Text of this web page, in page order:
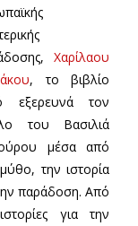
Χαρίλαου
, το βιβλίο
εξερευνά τον
του Βασιλιά
μέσα από
την ιστορία
παράδοση. Από
για την